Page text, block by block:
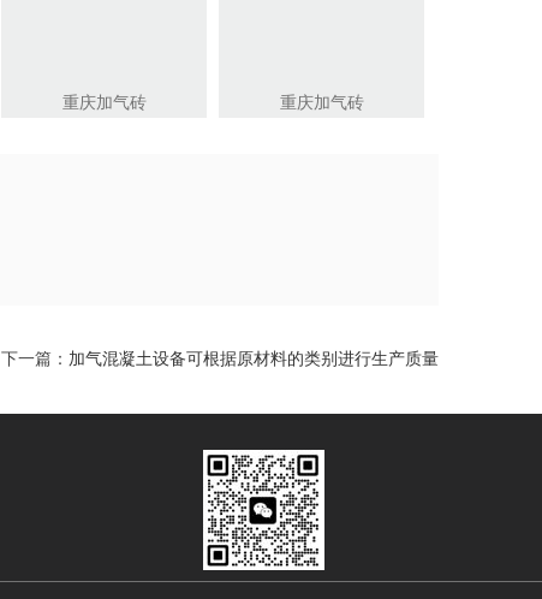
重庆加气砖 重庆加气砖
下一篇： 加气混凝土设备可根据原材料的类别进行生产质量